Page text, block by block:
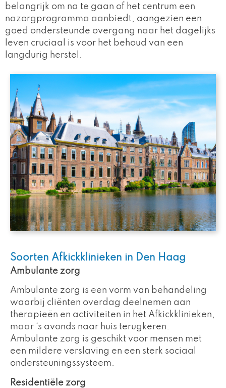
belangrijk om na te gaan of het centrum een
nazorgprogramma aanbiedt, aangezien een
goed ondersteunde overgang naar het dagelijks
leven cruciaal is voor het behoud van een
langdurig herstel.
Soorten Afkickklinieken in Den Haag
Ambulante zorg
Ambulante zorg is een vorm van behandeling
waarbij cliënten overdag deelnemen aan
therapieën en activiteiten in het Afkickklinieken,
maar ‘s avonds naar huis terugkeren.
Ambulante zorg is geschikt voor mensen met
een mildere verslaving en een sterk sociaal
ondersteuningssysteem.
Residentiële zorg